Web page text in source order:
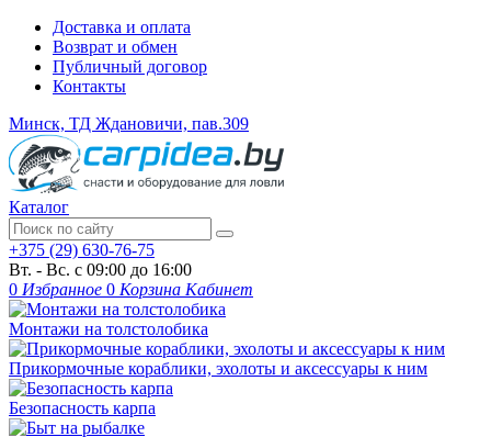
Доставка и оплата
Возврат и обмен
Публичный договор
Контакты
Минск, ТД Ждановичи, пав.309
Каталог
+375 (29) 630-76-75
Вт. - Вс. с 09:00 до 16:00
0 Избранное 0 Корзина Кабинет
Монтажи на толстолобика
Прикормочные кораблики, эхолоты и аксессуары к ним
Безопасность карпа